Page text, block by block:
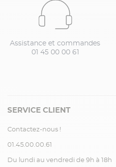
Assistance et commandes
01 45 00 00 61
SERVICE CLIENT
Contactez-nous !
01.45.00.00.61
Du lundi au vendredi de 9h à 18h